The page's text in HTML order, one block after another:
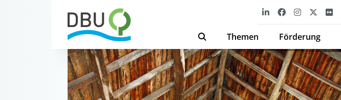
Themen Förderung